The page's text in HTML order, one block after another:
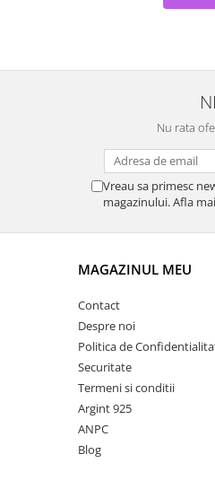
Nu rata
Vreau sa primesc
magazinului. Afla
MAGAZINUL MEU
Contact
Despre noi
Politica de
Securitate
Termeni si conditii
Argint 925
ANPC
Blog